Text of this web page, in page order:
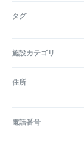
タグ
施設カテゴリ
住所
電話番号